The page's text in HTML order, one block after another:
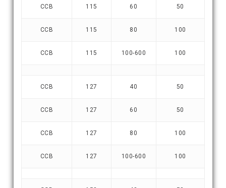
CCB 115 60 50
CCB 115 80 100
CCB 115 100-600 100
CCB 127 40 50
CCB 127 60 50
CCB 127 80 100
CCB 127 100-600 100